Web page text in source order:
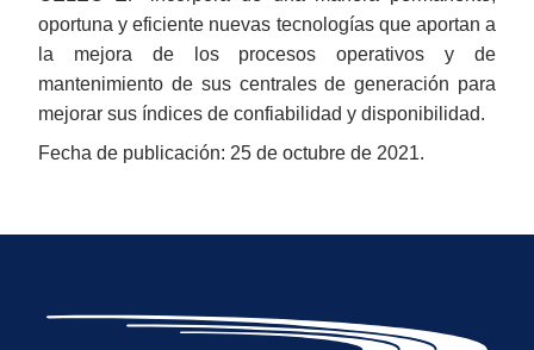
oportuna y eficiente nuevas tecnologías que aportan a
la mejora de los procesos operativos y de
mantenimiento de sus centrales de generación para
mejorar sus índices de confiabilidad y disponibilidad.
Fecha de publicación: 25 de octubre de 2021.